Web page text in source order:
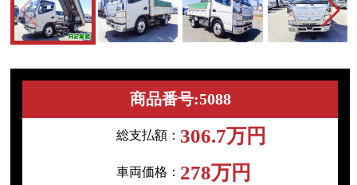
商品番号:5088
総支払額： 306.7万円
車両価格： 278万円